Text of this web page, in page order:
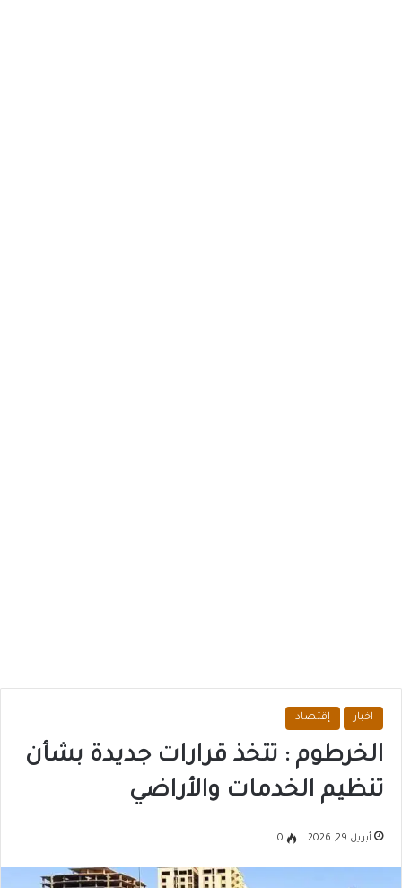
اخبار إقتصاد
الخرطوم : تتخذ قرارات جديدة بشأن
تنظيم الخدمات والأراضي
أبريل 29, 2026 0